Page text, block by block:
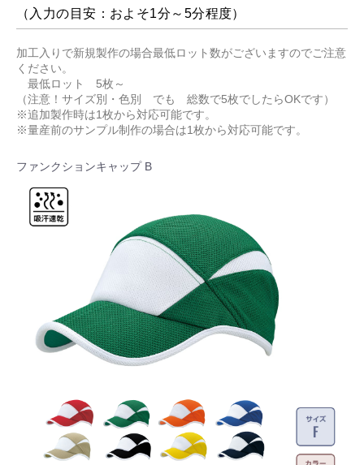
（入力の目安：およそ1分～5分程度）
加工入りで新規製作の場合最低ロット数がございますのでご注意
ください。
最低ロット 5枚～
（注意！サイズ別・色別 でも 総数で5枚でしたらOKです）
※追加製作時は1枚から対応可能です。
※量産前のサンプル制作の場合は1枚から対応可能です。
ファンクションキャップ B